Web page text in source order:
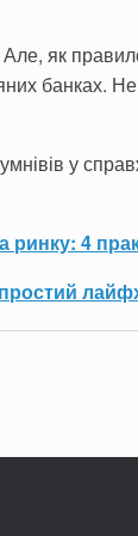
як
банках.
у
ринку: 4